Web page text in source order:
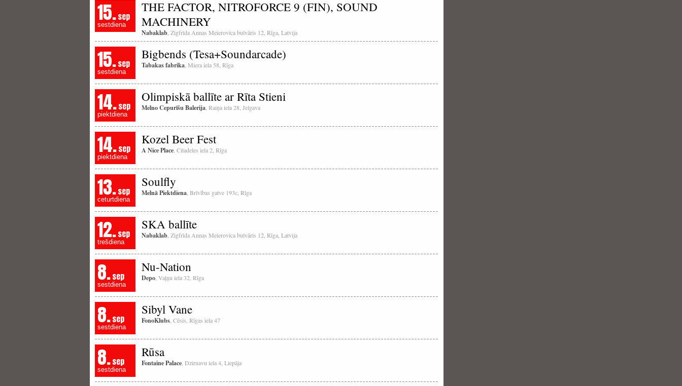
15.sep
sestdiena
THE FACTOR, NITROFORCE 9 (FIN), SOUND
MACHINERY
Nabaklab , Zigfrīda Annas Meierovica bulvāris 12, Rīga, Latvija
15.sep
sestdiena
Bigbends (Tesa+Soundarcade)
Tabakas fabrika , Miera iela 58, Rīga
14.sep
piektdiena
Olimpiskā ballīte ar Rīta Stieni
Melno Cepurīšu Balerija , Raiņa iela 28, Jelgava
14.sep
piektdiena
Kozel Beer Fest
A Nice Place , Citadeles iela 2, Rīga
13.sep
ceturtdiena
Soulfly
Melnā Piektdiena , Brīvības gatve 193c, Rīga
12.sep
trešdiena
SKA ballīte
Nabaklab , Zigfrīda Annas Meierovica bulvāris 12, Rīga, Latvija
8.sep
sestdiena
Nu-Nation
Depo , Vaļņu iela 32, Rīga
8.sep
sestdiena
Sibyl Vane
FonoKlubs , Cēsis, Rīgas iela 47
8.sep
sestdiena
Rūsa
Fontaine Palace , Dzirnavu iela 4, Liepāja